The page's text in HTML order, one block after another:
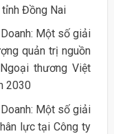
Đồng Nai
Một số giải
quản trị nguồn
thương Việt
2030
Một số giải
lực tại Công ty